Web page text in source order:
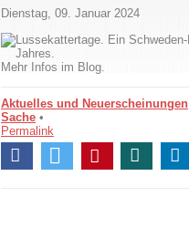
Dienstag, 09. Januar 2024
Mehr Infos im Blog.
Aktuelles und Neuerscheinungen
Sache •
Permalink